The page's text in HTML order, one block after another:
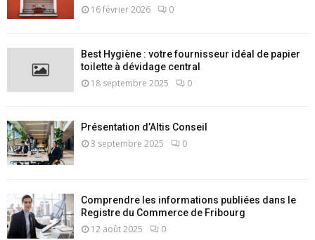
16 février 2026 0
Best Hygiène : votre fournisseur idéal de papier
toilette à dévidage central
18 septembre 2025 0
Présentation d’Altis Conseil
3 septembre 2025 0
Comprendre les informations publiées dans le
Registre du Commerce de Fribourg
12 août 2025 0